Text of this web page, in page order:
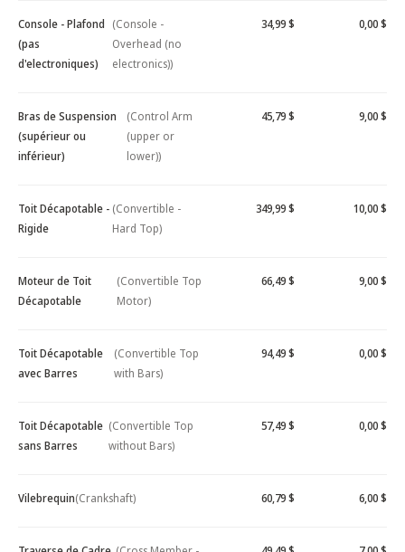
Console - Plafond
(pas
d'electroniques)
(Console -
Overhead (no
electronics))
34,99 $ 0,00 $
Bras de Suspension
(supérieur ou
inférieur)
(Control Arm
(upper or
lower))
45,79 $ 9,00 $
Toit Décapotable -
Rigide
(Convertible -
Hard Top)
349,99 $ 10,00 $
Moteur de Toit
Décapotable
(Convertible Top
Motor)
66,49 $ 9,00 $
Toit Décapotable
avec Barres
(Convertible Top
with Bars)
94,49 $ 0,00 $
Toit Décapotable
sans Barres
(Convertible Top
without Bars)
57,49 $ 0,00 $
Vilebrequin(Crankshaft) 60,79 $ 6,00 $